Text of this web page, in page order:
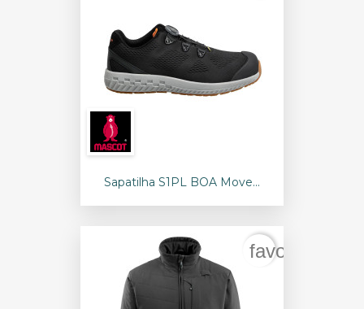
Sapatilha S1PL BOA Move...